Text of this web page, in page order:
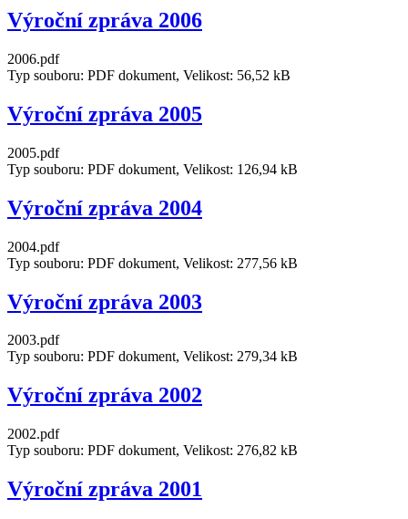
Výroční zpráva 2006
2006.pdf
Typ souboru: PDF dokument, Velikost: 56,52 kB
Výroční zpráva 2005
2005.pdf
Typ souboru: PDF dokument, Velikost: 126,94 kB
Výroční zpráva 2004
2004.pdf
Typ souboru: PDF dokument, Velikost: 277,56 kB
Výroční zpráva 2003
2003.pdf
Typ souboru: PDF dokument, Velikost: 279,34 kB
Výroční zpráva 2002
2002.pdf
Typ souboru: PDF dokument, Velikost: 276,82 kB
Výroční zpráva 2001